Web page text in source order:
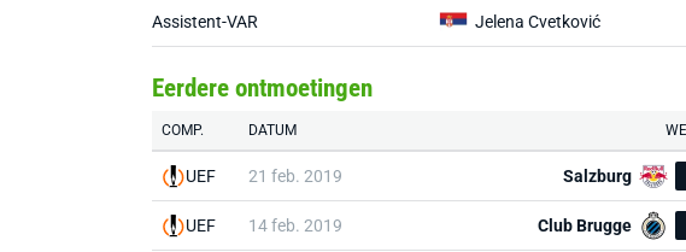
Assistent-VAR Jelena Cvetković
Eerdere ontmoetingen
COMP. DATUM
UEF 21 feb. 2019 Salzburg
UEF 14 feb. 2019 Club Brugge